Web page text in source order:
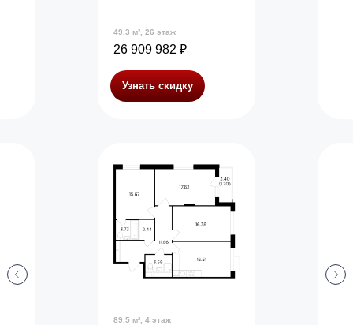
49.3 м², 26 этаж
26 909 982 ₽
Узнать скидку
89.5 м², 4 этаж